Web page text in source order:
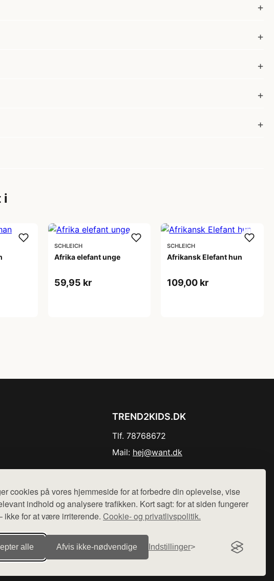
cookies på vores hjemmeside for at forbedre din oplevelse, vise
indhold og analysere trafikken. Kort sagt: for at siden fungerer
ikke for at være irriterende. Cookie- og privatlivspolitik.
alle Afvis ikke‑nødvendige Indstillinger
i
SCHLEICH
Afrika elefant unge
59,95 kr
SCHLEICH
Afrikansk Elefant hun
109,00 kr
TREND2KIDS.DK
Tlf. 78768672
Mail: hej@want.dk
Der sælges ikke varer fra denne side - vi henviser til de shops,